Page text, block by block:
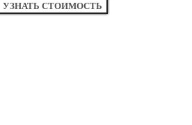
УЗНАТЬ СТОИМОСТЬ